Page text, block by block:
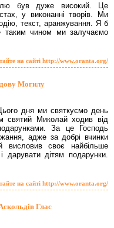
був дуже високий. Це
у виконанні творів. Ми
текст, аранжування. Я б
таким чином ми залучаємо
на сайті http://www.oranta.org/
Могилу
дня ми святкуємо день
святий Миколай ходив від
За це Господь
адже за добрі вчинки
висловив своє найбільше
дітям подарунки.
на сайті http://www.oranta.org/
Глас